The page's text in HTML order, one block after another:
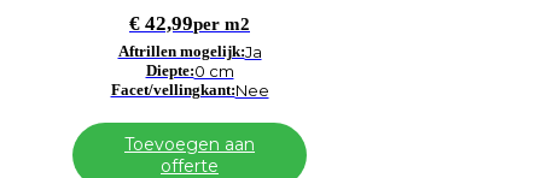
€ 42,99per m2
Aftrillen mogelijk:Ja
Diepte:0 cm
Facet/vellingkant:Nee
Toevoegen aan
offerte